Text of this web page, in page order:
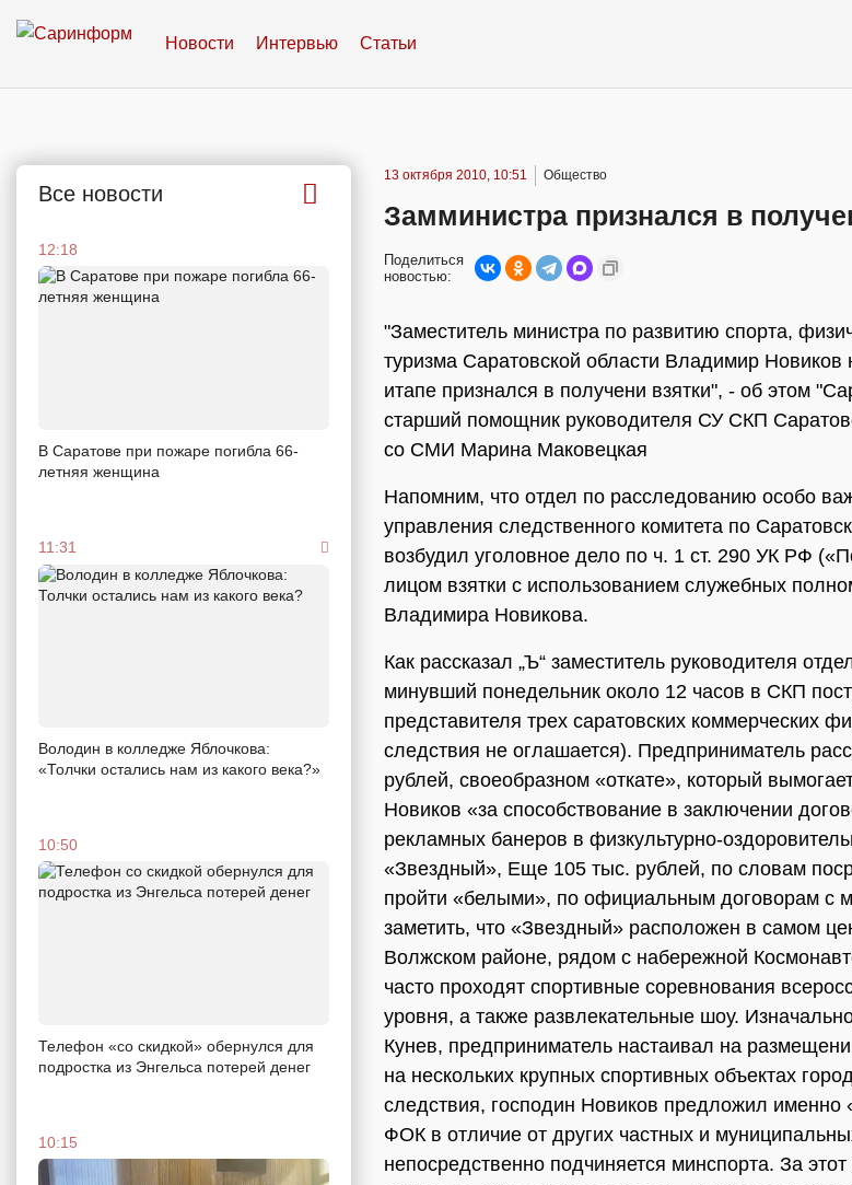
Новости Интервью Статьи
Все новости
12:18
В Саратове при пожаре погибла 66-
летняя женщина
11:31
Володин в колледже Яблочкова:
«Толчки остались нам из какого века?»
10:50
Телефон «со скидкой» обернулся для
подростка из Энгельса потерей денег
10:15
13 октября 2010, 10:51 Общество
Замминистра признался в
Поделиться
новостью:
"Заместитель министра по развитию спорта,
туризма Саратовской области Владимир Новиков
итапе признался в получени взятки", - об этом
старший помощник руководителя СУ СКП
со СМИ Марина Маковецкая
Напомним, что отдел по расследованию особо
управления следственного комитета по
возбудил уголовное дело по ч. 1 ст. 290 УК РФ
лицом взятки с использованием служебных
Владимира Новикова.
Как рассказал „Ъ“ заместитель руководителя
минувший понедельник около 12 часов в СКП
представителя трех саратовских коммерческих
следствия не оглашается). Предприниматель
рублей, своеобразном «откате», который
Новиков «за способствование в заключении
рекламных банеров в физкультурно-
«Звездный», Еще 105 тыс. рублей, по словам
пройти «белыми», по официальным договорам с
заметить, что «Звездный» расположен в самом
Волжском районе, рядом с набережной
часто проходят спортивные соревнования
уровня, а также развлекательные шоу.
Кунев, предприниматель настаивал на
на нескольких крупных спортивных объектах
следствия, господин Новиков предложил именно
ФОК в отличие от других частных и
непосредственно подчиняется минспорта. За